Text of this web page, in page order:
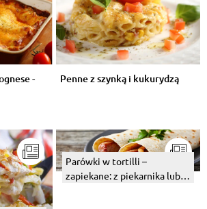
- Penne z szynką i kukurydzą
Parówki w tortilli –
zapiekane: z piekarnika lub z